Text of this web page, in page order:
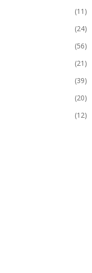
(11)
(24)
(56)
(21)
(39)
(20)
(12)